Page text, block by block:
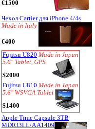
€1500
Чехол Cartier для iPhone 4/4s
Made in Italy
€400
Fujitsu U820 Made in Japan
5.6" Tablet, GPS
$2000
Fujitsu U810 Made in Japan
5.6" WSVGA Tablet
$1400
Apple Time Capsule 3TB
MD033LL/A A1409